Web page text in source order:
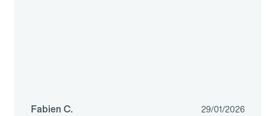
Fabien C. 29/01/2026